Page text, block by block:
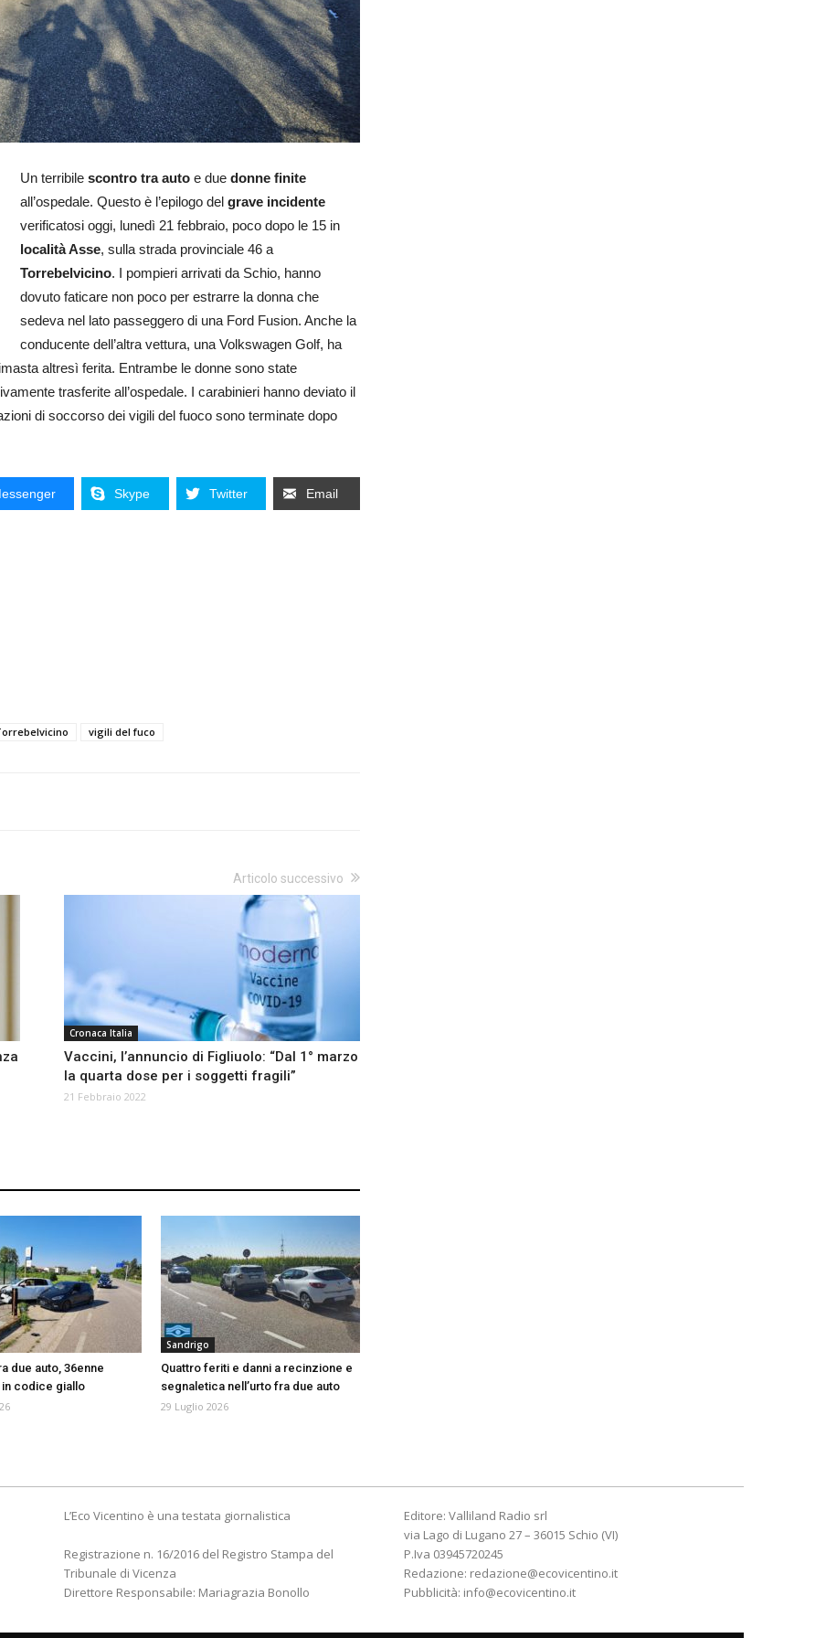
Un terribile scontro tra auto e due donne finite
all’ospedale. Questo è l’epilogo del grave incidente
verificatosi oggi, lunedì 21 febbraio, poco dopo le 15 in
località Asse, sulla strada provinciale 46 a
Torrebelvicino. I pompieri arrivati da Schio, hanno
dovuto faticare non poco per estrarre la donna che
sedeva nel lato passeggero di una Ford Fusion. Anche la
conducente dell’altra vettura, una Volkswagen Golf, ha
altresì ferita. Entrambe le donne sono state
trasferite all’ospedale. I carabinieri hanno deviato il
di soccorso dei vigili del fuoco sono terminate dopo
Skype Twitter Email
vigili del fuco
Articolo successivo
Cronaca Italia
Vaccini, l’annuncio di Figliuolo: “Dal 1° marzo
la quarta dose per i soggetti fragili”
21 Febbraio 2022
due auto, 36enne
codice giallo
Sandrigo
Quattro feriti e danni a recinzione e
segnaletica nell’urto fra due auto
29 Luglio 2026
L’Eco Vicentino è una testata giornalistica
Registrazione n. 16/2016 del Registro Stampa del
Tribunale di Vicenza
Direttore Responsabile: Mariagrazia Bonollo
Editore: Valliland Radio srl
via Lago di Lugano 27 – 36015 Schio (VI)
P.Iva 03945720245
Redazione: redazione@ecovicentino.it
Pubblicità: info@ecovicentino.it